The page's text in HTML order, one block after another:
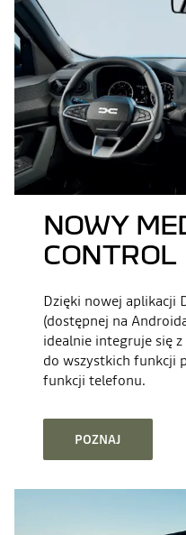
NOWY
CONTROL
Dzięki nowej aplikacji
(dostępnej na
idealnie integruje się
do wszystkich funkcji
funkcji telefonu.
POZNAJ